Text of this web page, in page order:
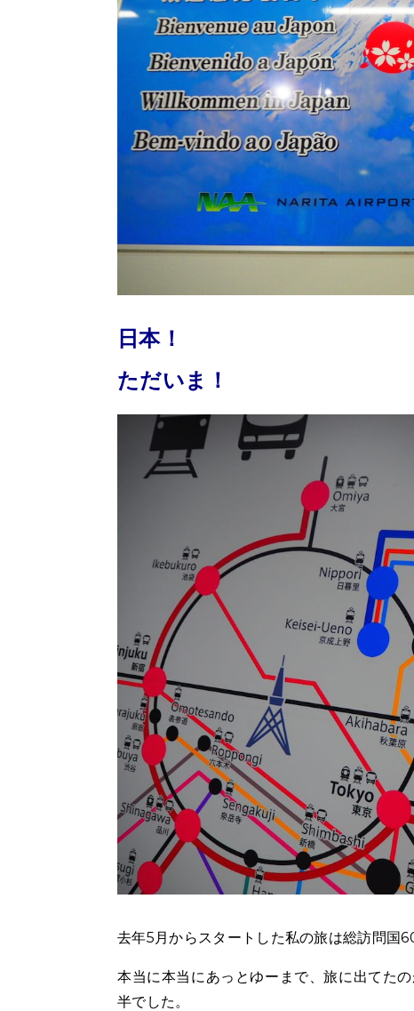
日本！
ただいま！
去年5月からスタートした私の旅は総訪問国
本当に本当にあっとゆーまで、旅に出てた
半でした。